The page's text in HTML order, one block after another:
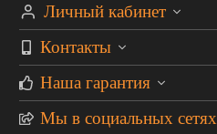
Личный кабинет
Контакты
Наша гарантия
Мы в социальных сетях